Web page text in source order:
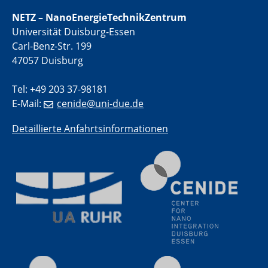
01.07.2025
GDCh Kolloquium
Colloquium IMPR SusMet
Closing metal loops sustainably - opportunities &
Colloquia Series on Sustainable Metallurgy
Towards a Sustainable Future: EU Safe and Sustainable
by Design Framework and AI in Circular Economy
28.08.2025
04.09.2025
NETZ – NanoEnergieTechnikZentrum
Universität Duisburg-Essen
Carl-Benz-Str. 199
47057 Duisburg
Tel: +49 203 37-98181
E-Mail:
cenide@uni-due.de
Detaillierte Anfahrtsinformationen